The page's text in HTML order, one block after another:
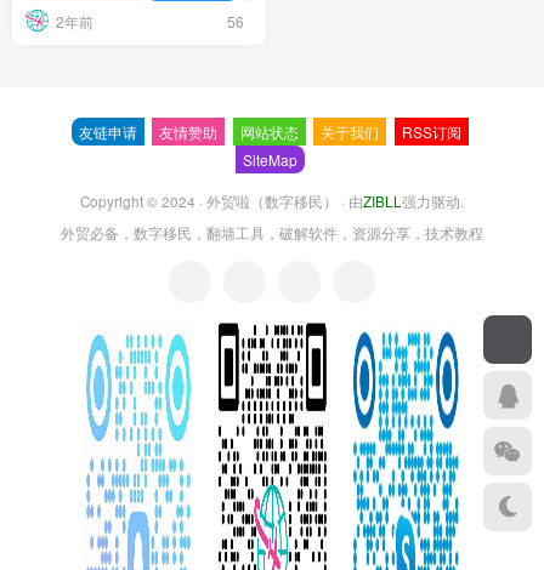
2年前 56
友链申请 友情赞助 网站状态 关于我们
RSS订阅
SiteMap
Copyright © 2024 · 外贸啦（数字移民） · 由ZIBLL强力驱动.
外贸必备，数字移民，翻墙工具，破解软件，资源分享，技术教程